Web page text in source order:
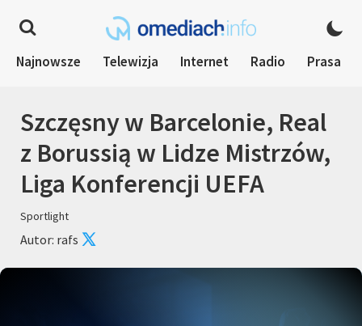
Najnowsze Telewizja Internet Radio Prasa
Szczęsny w Barcelonie, Real
z Borussią w Lidze Mistrzów,
Liga Konferencji UEFA
Sportlight
Autor: rafs